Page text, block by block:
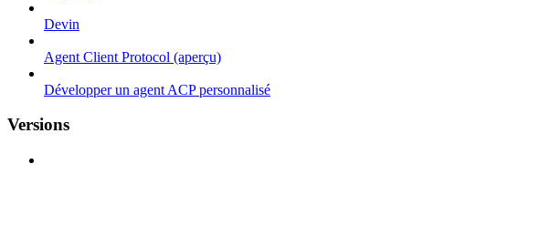
Devin
Agent Client Protocol (aperçu)
Développer un agent ACP personnalisé
Versions